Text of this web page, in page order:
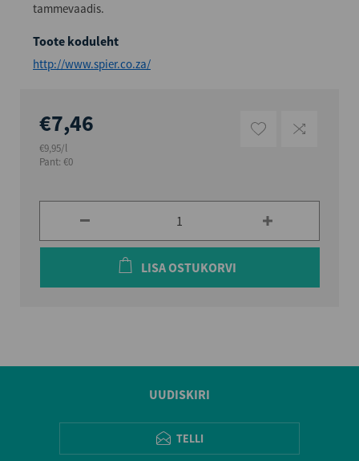
tammevaadis.
Toote koduleht
http://www.spier.co.za/
€7,46
€9,95/l
Pant: €0
LISA OSTUKORVI
UUDISKIRI
TELLI